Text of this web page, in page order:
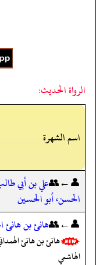
الرواة الحديث:
اسم الشهرة
👤←👥علي بن أبي
الحسن، أبو الحسين
👤←👥هانئ بن هانئ
هانئ بن هانئ
الهاشمي